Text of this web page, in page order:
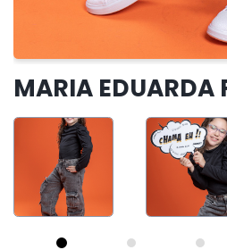
MARIA EDUARDA
IR PARA O